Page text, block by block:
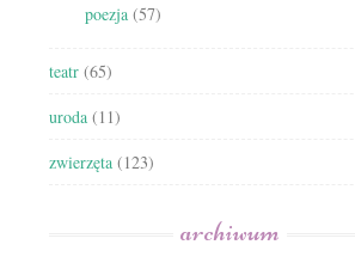
poezja (57)
teatr (65)
uroda (11)
zwierzęta (123)
archiwum